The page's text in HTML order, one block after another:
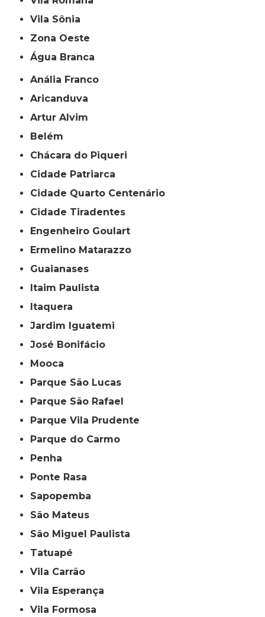
Vila Sônia
Zona Oeste
Água Branca
Anália Franco
Aricanduva
Artur Alvim
Belém
Chácara do Piqueri
Cidade Patriarca
Cidade Quarto Centenário
Cidade Tiradentes
Engenheiro Goulart
Ermelino Matarazzo
Guaianases
Itaim Paulista
Itaquera
Jardim Iguatemi
José Bonifácio
Mooca
Parque São Lucas
Parque São Rafael
Parque Vila Prudente
Parque do Carmo
Penha
Ponte Rasa
Sapopemba
São Mateus
São Miguel Paulista
Tatuapé
Vila Carrão
Vila Esperança
Vila Formosa